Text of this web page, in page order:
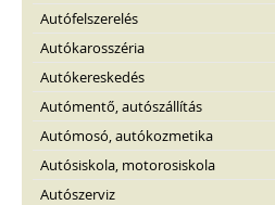
Autófelszerelés
Autókarosszéria
Autókereskedés
Autómentő, autószállítás
Autómosó, autókozmetika
Autósiskola, motorosiskola
Autószerviz